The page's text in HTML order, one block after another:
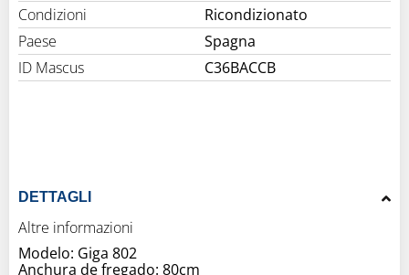
Condizioni
Ricondizionato
Paese
Spagna
ID Mascus
C36BACCB
DETTAGLI
Altre informazioni
Modelo: Giga 802
Anchura de fregado: 80cm